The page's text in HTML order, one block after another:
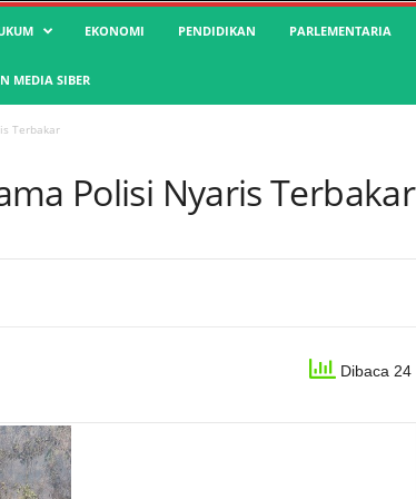
EKONOMI PENDIDIKAN PARLEMENTARIA
MEDIA SIBER
Terbakar
Polisi Nyaris Terbakar
Dibaca 24